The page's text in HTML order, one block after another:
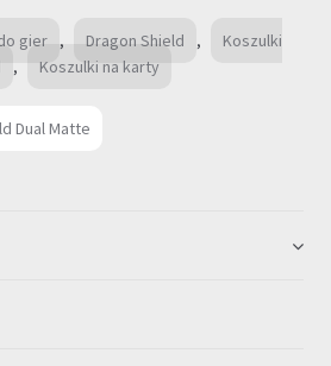
Edition:
Blue
gier , Dragon Shield ,
Koszulki
, Koszulki na karty
Dual Matte